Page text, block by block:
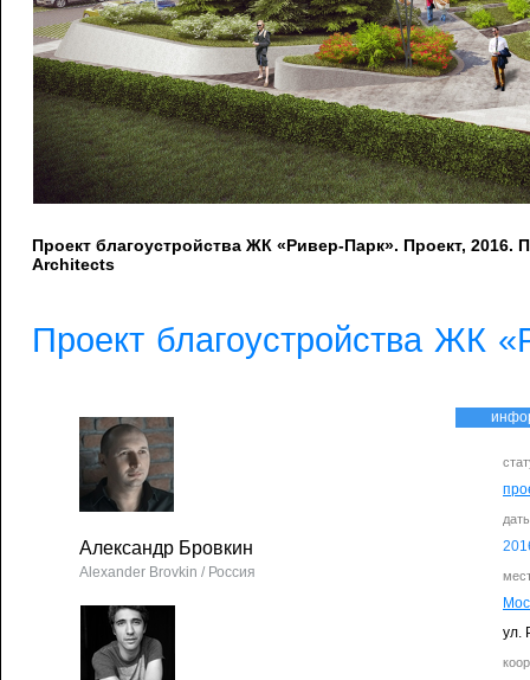
Проект благоустройства ЖК «Ривер-Парк». Проект, 2016.
Architects
Проект благоустройства ЖК
ул.
Александр Бровкин
Alexander Brovkin / Россия